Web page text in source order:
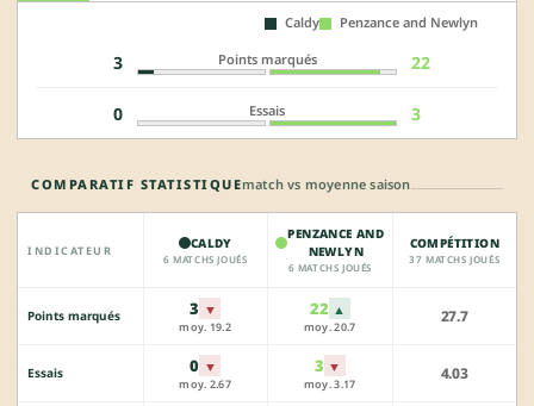
Caldy Penzance and Newlyn
3 Points marqués 22
0 Essais 3
COMPARATIF STATISTIQUEmatch vs moyenne saison
INDICATEUR CALDY
6 MATCHS JOUÉS
PENZANCE AND
NEWLYN
6 MATCHS JOUÉS
COMPÉTITION
37 MATCHS JOUÉS
Points marqués 3 ▼
moy. 19.2
22 ▲
moy. 20.7
27.7
Essais 0 ▼
moy. 2.67
3 ▼
moy. 3.17
4.03